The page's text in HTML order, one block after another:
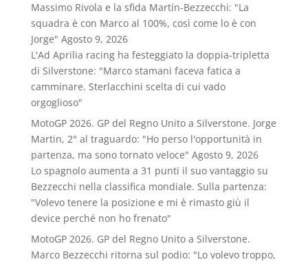
Massimo Rivola e la sfida Martín-Bezzecchi: "La
squadra è con Marco al 100%, così come lo è con
Jorge" Agosto 9, 2026
L'Ad Aprilia racing ha festeggiato la doppia-tripletta
di Silverstone: "Marco stamani faceva fatica a
camminare. Sterlacchini scelta di cui vado
orgoglioso"
MotoGP 2026. GP del Regno Unito a Silverstone. Jorge
Martin, 2° al traguardo: "Ho perso l'opportunità in
partenza, ma sono tornato veloce" Agosto 9, 2026
Lo spagnolo aumenta a 31 punti il suo vantaggio su
Bezzecchi nella classifica mondiale. Sulla partenza:
"Volevo tenere la posizione e mi è rimasto giù il
device perché non ho frenato"
MotoGP 2026. GP del Regno Unito a Silverstone.
Marco Bezzecchi ritorna sul podio: "Lo volevo troppo,